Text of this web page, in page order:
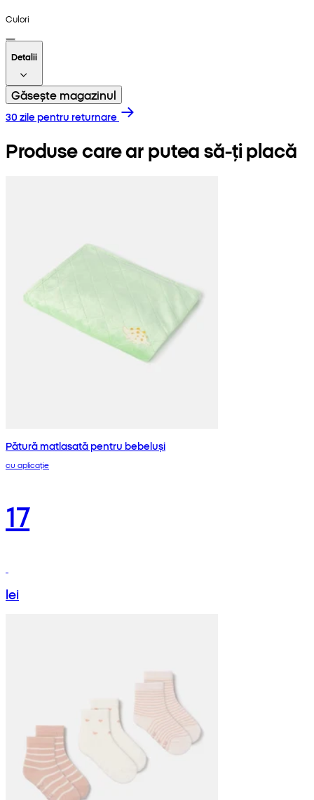
Culori
Detalii
Găsește magazinul
30 zile pentru returnare
Produse care ar putea să-ți placă
Pătură matlasată pentru bebeluși
cu aplicație
17
lei